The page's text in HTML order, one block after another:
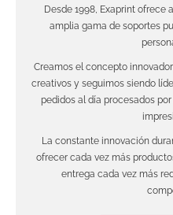
Desde 1998, Exaprint ofrece
amplia gama de soportes
Creamos el concepto
creativos y seguimos siendo
pedidos al día procesados
La constante innovación
ofrecer cada vez más
entrega cada vez más